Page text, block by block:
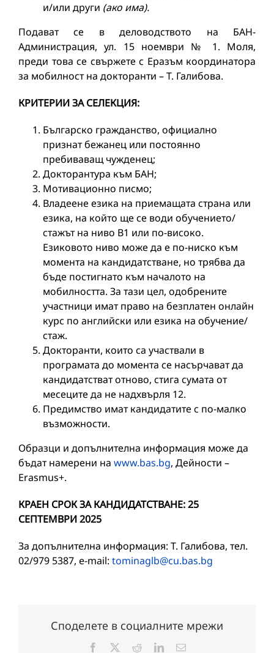
и/или други (ако има).
Подават се в деловодството на БАН-
Администрация, ул. 15 ноември № 1. Моля,
преди това се свържете с Еразъм координатора
за мобилност на докторанти – Т. Галибова.
КРИТЕРИИ ЗА СЕЛЕКЦИЯ:
Българско гражданство, официално
признат бежанец или постоянно
пребиваващ чужденец;
Докторантура към БАН;
Мотивационно писмо;
Владеене езика на приемащата страна или
езика, на който ще се води обучението/
стажът на ниво В1 или по-високо.
Езиковото ниво може да е по-ниско към
момента на кандидатстване, но трябва да
бъде постигнато към началото на
мобилността. За тази цел, одобрените
участници имат право на безплатен онлайн
курс по английски или езика на обучение/
стаж.
Докторанти, които са участвали в
програмата до момента се насърчават да
кандидатстват отново, стига сумата от
месеците да не надхвърля 12.
Предимство имат кандидатите с по-малко
възможности.
Образци и допълнителна информация може да
бъдат намерени на www.bas.bg, Дейности –
Erasmus+.
КРАЕН СРОК ЗА КАНДИДАТСТВАНЕ: 25
СЕПТЕМВРИ 2025
За допълнителна информация: Т. Галибова, тел.
02/979 5387, e-mail: tominaglb@cu.bas.bg
Споделете в социалните мрежи
Facebook RedditLinkedInЕлектронна